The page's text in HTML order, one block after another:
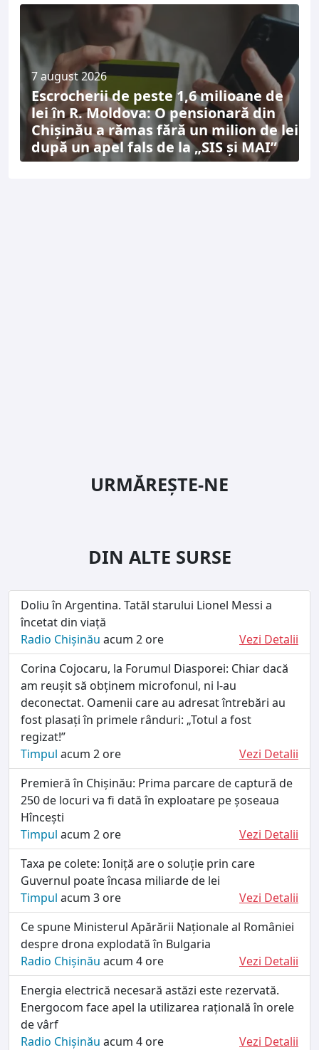
7 august 2026
Escrocherii de peste 1,6 milioane de
lei în R. Moldova: O pensionară din
Chișinău a rămas fără un milion de lei
după un apel fals de la „SIS și MAI”
URMĂREȘTE-NE
DIN ALTE SURSE
Doliu în Argentina. Tatăl starului Lionel Messi a
încetat din viață
Radio Chișinău acum 2 ore
Vezi Detalii
Corina Cojocaru, la Forumul Diasporei: Chiar dacă
am reușit să obținem microfonul, ni l-au
deconectat. Oamenii care au adresat întrebări au
fost plasați în primele rânduri: „Totul a fost
regizat!”
Timpul acum 2 ore
Vezi Detalii
Premieră în Chișinău: Prima parcare de captură de
250 de locuri va fi dată în exploatare pe șoseaua
Hîncești
Timpul acum 2 ore
Vezi Detalii
Taxa pe colete: Ioniță are o soluție prin care
Guvernul poate încasa miliarde de lei
Timpul acum 3 ore
Vezi Detalii
Ce spune Ministerul Apărării Naționale al României
despre drona explodată în Bulgaria
Radio Chișinău acum 4 ore
Vezi Detalii
Energia electrică necesară astăzi este rezervată.
Energocom face apel la utilizarea rațională în orele
de vârf
Radio Chișinău acum 4 ore
Vezi Detalii